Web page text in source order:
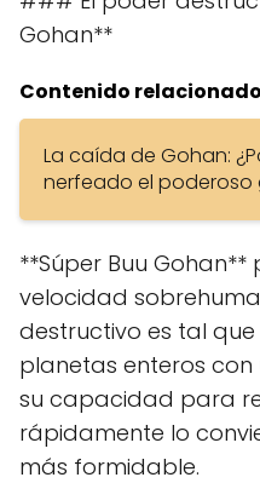
Gohan**
Contenido
La caída de Gohan:
nerfeado el poderoso
**Súper Buu
velocidad
destructivo es tal
planetas enteros con
su capacidad para
rápidamente lo
más formidable.